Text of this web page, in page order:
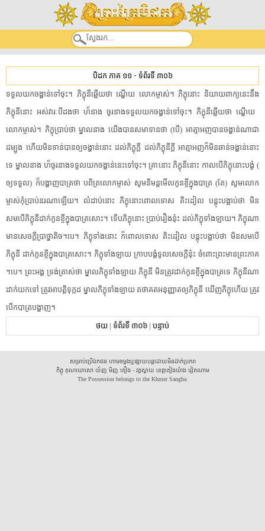
បិដក ភាគ ១១ - ទំព័រទី ៣០៦
ទទួលយក​ចង្ហាន់​ទៅចុះ​។​ ​ភិក្ខុនី​ឆ្លើយ​ថា​ ​ណ្ហើយ​ ​លោកម្ចាស់​។​ ​ភិក្ខុ​នោះ​ ​និយាយ​ពាក្យ​នេះ​នឹង​
ភិក្ខុនី​នោះ​ ​អស់​វារៈ​បីដង​ថា​ ​ហ៏​នាង​ ​ចូរ​នាង​ទទួលយក​ចង្ហាន់​ទៅចុះ​។​ ​ភិក្ខុនី​ឆ្លើយ​ថា​ ​ណ្ហើយ​ ​
លោកម្ចាស់​។​ ​ភិក្ខុ​ប្រាប់​ថា​ ​ម្នាលនាង​ ​យើង​បាន​សមាទាន​ថា​ ​(​បើ​)​ ​អាត្មាអញ​បាន​ចង្ហាន់​ណា​ជា​
ដម្បូង​ ​ហើយ​មិនទាន់​បាន​ឲ្យ​ចង្ហាន់​នោះ​ ​ដល់​ភិក្ខុ​ក្តី​ ​ដល់​ភិក្ខុនី​ក្តី​ ​អាត្មាអញ​ក៏​មិន​ឆាន់ចង្ហាន់​នោះ​
ទេ​ ​ម្នាលនាង​ ​ហ៏​ចូរ​នាង​ទទួលយក​ចង្ហាន់​នេះ​ទៅចុះ​។​ ​គ្រានោះ​ ​ភិក្ខុនី​នោះ​ ​កាលបើ​ភិក្ខុ​នោះ​បង្ខំ​ ​(​
ឲ្យ​ទទួល​)​ ​ក៏​បង្ហាញ​បាត្រ​ថា​ ​បពិត្រ​លោកម្ចាស់​ ​សូម​និមន្ត​មើលកូន​ខ្ចី​ក្នុង​បាត្រ​ ​(​តែ​)​ ​សូម​លោក
ម្ចាស់​កុំ​ប្រាប់​នរណា​ឡើយ​។​ ​លំដាប់នោះ​ ​ភិក្ខុ​នោះ​ពោលទោស​ ​តិះដៀល​ ​បន្តុះ​បង្អាប់​ថា​ ​មិន
សមបើ​ភិក្ខុនី​ដាក់​កូនខ្ចី​ក្នុង​បាត្រ​សោះ​។​ ​ទើប​ភិក្ខុ​នោះ​ ​ប្រាប់​រឿង​នុ៎ះ​ ​ដល់​ភិក្ខុ​ទាំងឡាយ​។​ ​ភិក្ខុ​ណា​
​មាន​សេចក្តី​ប្រាថ្នា​តិច​។​បេ​។​ ​ភិក្ខុ​ទាំងនោះ​ ​ក៏​ពោលទោស​ ​តិះដៀល​ ​បន្តុះ​បង្អាប់​ថា​ ​មិនសមបើ​
ភិក្ខុនី​ ​ដាក់​កូនខ្ចី​ក្នុង​បាត្រ​សោះ​។​ ​ភិក្ខុ​ទាំងឡាយ​ ​ក្រាបបង្គំទូល​សេចក្តី​នុ៎ះ​ ​ចំពោះ​ព្រះមានព្រះភាគ​
។​បេ​។​ ​ព្រះអង្គ​ ​ទ្រង់​ត្រាស់​ថា​ ​ម្នាល​ភិក្ខុ​ទាំងឡាយ​ ​ភិក្ខុនី​ ​មិន​ត្រូវ​ដាក់​កូនខ្ចី​ក្នុង​បាត្រ​ទេ​ ​ភិក្ខុនី​ណា​
ដាក់​យក​ទៅ​ ​ត្រូវអាបត្តិ​ទុក្កដ​ ​ម្នាល​ភិក្ខុ​ទាំងឡាយ​ ​តថាគត​អនុញ្ញាត​ឲ្យ​ភិក្ខុនី​ ​ឃើញ​ភិក្ខុ​ហើយ​ ​ត្រូវ​
បើក​បាត្រ​បង្ហាញ​។​
ថយ | ទំព័រទី ៣០៦ | បន្ទាប់
សម្រាប់ប្រើឯកជន ហាមចម្លងឬផ្សាយបន្តដោយមិនដាក់ប្រភព
ភិក្ខុ គុណឃោសោ យ័ញ មិញ គឿង - វត្តស្វាយ ខេត្តគៀងយ៉ាង វៀតណាម
The Possession belongs to the Khmer Sangha.